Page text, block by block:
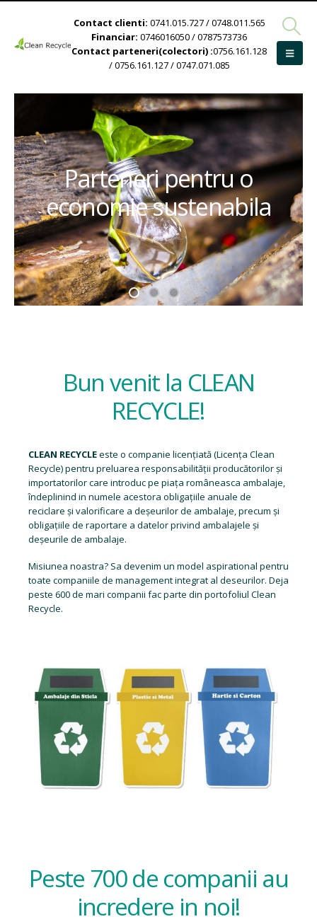
Contact clienti: 0741.015.727 / 0748.011.565
Financiar: 0746016050 / 0787573736
Contact parteneri(colectori) :0756.161.128
/ 0756.161.127 / 0747.071.085
Parteneri pentru o
economie sustenabila
Bun venit la CLEAN
RECYCLE!
CLEAN RECYCLEeste o companie licențiată (Licența Clean
Recycle) pentru preluarea responsabilității producătorilor și
importatorilor care introduc pe piața româneasca ambalaje,
îndeplinind in numele acestora obligațiile anuale de
reciclare și valorificare a deșeurilor de ambalaje, precum și
obligațiile de raportare a datelor privind ambalajele și
deșeurile de ambalaje.
Misiunea noastra? Sa devenim un model aspirational pentru
toate companiile de management integrat al deseurilor. Deja
peste 600 de mari companii fac parte din portofoliul Clean
Recycle.
Peste 700 de companii au
incredere in noi!